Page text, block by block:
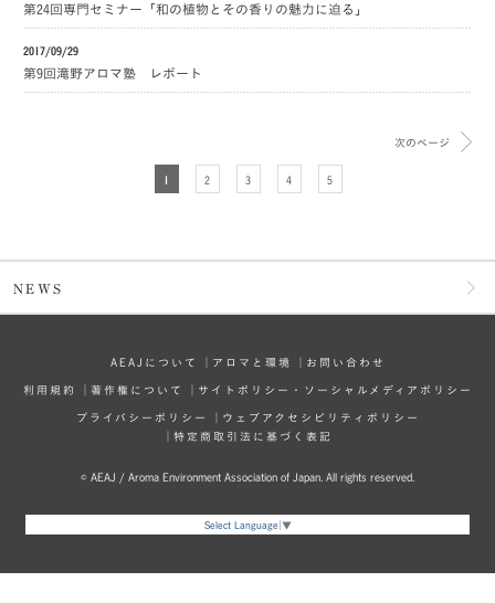
第24回専門セミナー「和の植物とその香りの魅力に迫る」
2017/09/29
第9回滝野アロマ塾 レポート
次のページ
1 2 3 4 5
NEWS
AEAJについて アロマと環境 お問い合わせ
利⽤規約 著作権について サイトポリシー・ソーシャルメディアポリシー
プライバシーポリシー
ウェブアクセシビリティポリシー
特定商取引法に基づく表記
© AEAJ / Aroma Environment Association of Japan. All rights reserved.
Select Language ▼